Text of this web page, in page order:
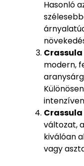
Hasonló
Crassula
modern,
Crassula
változat,
kiválóan
vagy